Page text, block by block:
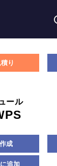
り
ール
成
追加